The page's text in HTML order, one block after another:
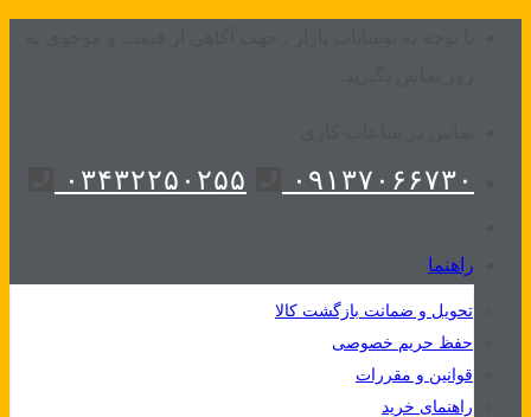
۰۹۱۳۷۰۶۶۷۳۰ ۰۳۴۳۲۲۵۰۲۵۵
راهنما
تحویل و ضمانت بازگشت کالا
حفظ حریم خصوصی
قوانین و مقررات
راهنمای خرید